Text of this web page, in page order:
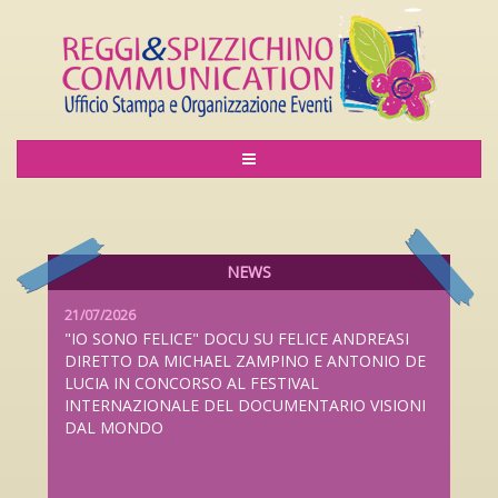
NEWS
06/08/2026
LILIANA CAVANI PREMIO ALLA CARRIERA AL
LUCCA FILM FESTIVAL 2026 DAL 26 SETTEMBRE
AL 4 OTTOBRE
21/07/2026
"IO SONO FELICE" DOCU SU FELICE ANDREASI
DIRETTO DA MICHAEL ZAMPINO E ANTONIO DE
LUCIA IN CONCORSO AL FESTIVAL
INTERNAZIONALE DEL DOCUMENTARIO VISIONI
DAL MONDO